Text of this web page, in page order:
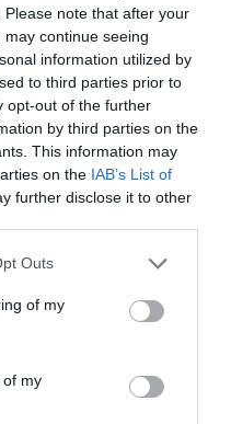
note that after your
continue seeing
information utilized by
to third parties prior to
opt-out of the further
by third parties on the
This information may
on the IAB’s List of
further disclose it to other
Outs
of my
of my
στο
Google
οικονομική
ΕΛΑΣ
ΠΥΡΟΒΟΛΙΣΜΟΙ